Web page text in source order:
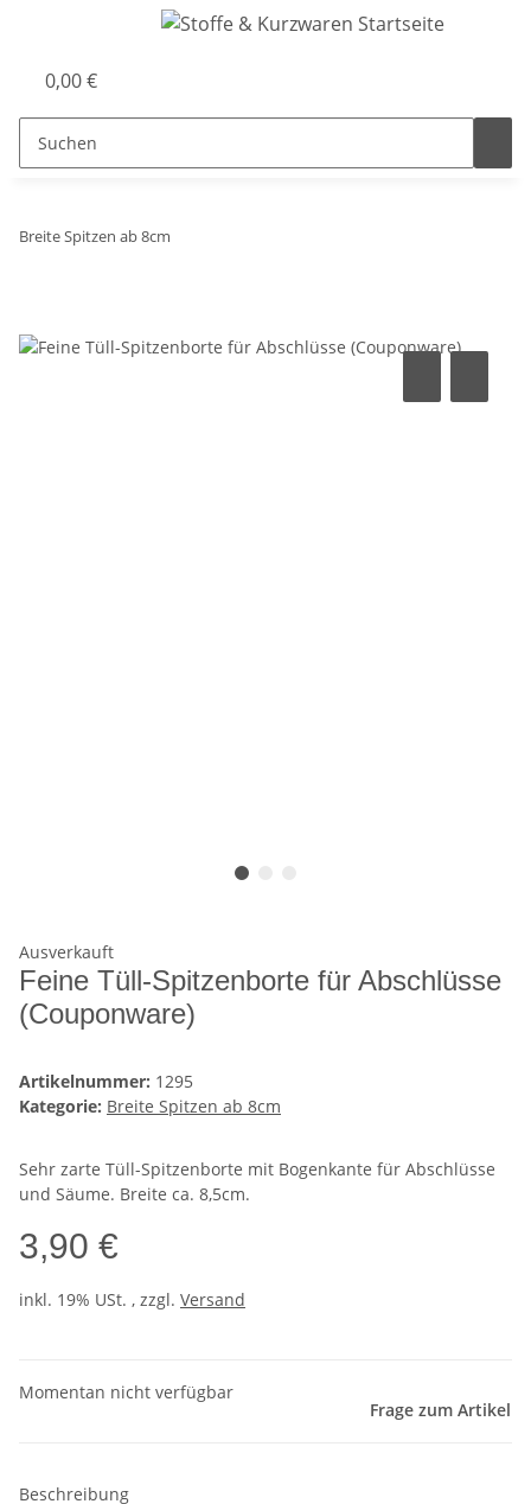
0,00 €
Breite Spitzen ab 8cm
Ausverkauft
Feine Tüll-Spitzenborte für Abschlüsse
(Couponware)
Artikelnummer: 1295
Kategorie: Breite Spitzen ab 8cm
Sehr zarte Tüll-Spitzenborte mit Bogenkante für Abschlüsse
und Säume. Breite ca. 8,5cm.
3,90 €
inkl. 19% USt. , zzgl. Versand
Momentan nicht verfügbar
Frage zum Artikel
Beschreibung